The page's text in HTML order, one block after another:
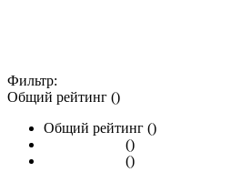
Фильтр:
Общий рейтинг ()
Общий рейтинг ()
()
()